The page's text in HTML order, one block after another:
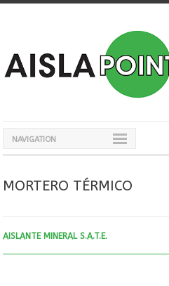
NAVIGATION
MORTERO TÉRMICO
AISLANTE MINERAL S.A.T.E.